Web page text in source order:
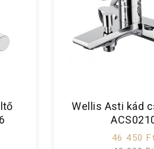
Wellis Asti kád
46 450